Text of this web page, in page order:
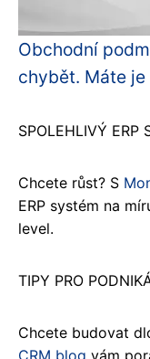
Obchodní
chybět. Máte je
SPOLEHLIVÝ ERP
Chcete růst? S
ERP systém na
level.
TIPY PRO
Chcete budovat
CRM blog vám